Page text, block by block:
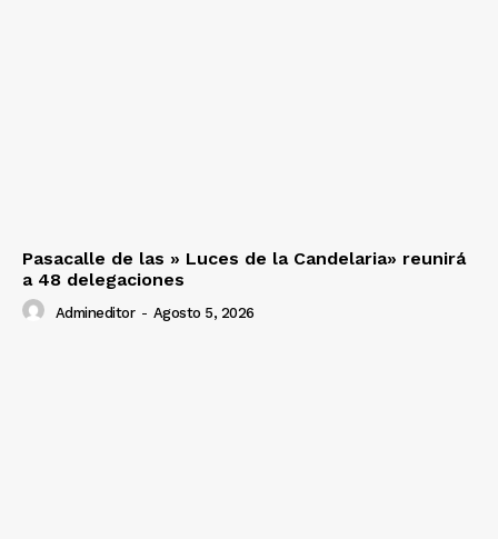
Pasacalle de las » Luces de la Candelaria» reunirá
a 48 delegaciones
Admineditor - Agosto 5, 2026